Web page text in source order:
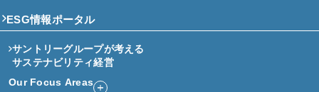
ESG情報ポータル
サントリーグループが考える
サステナビリティ経営
Our Focus Areas